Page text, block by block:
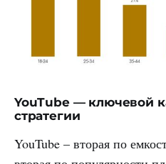
YouTube — ключевой
стратегии
YouTube – вторая по